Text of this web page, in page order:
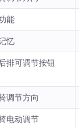
能
忆
排可调节按钮
调节方向
电动调节